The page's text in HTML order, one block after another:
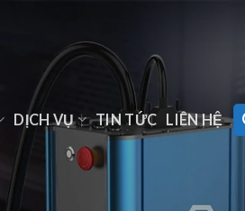
DỊCH VỤ TIN TỨC LIÊN HỆ